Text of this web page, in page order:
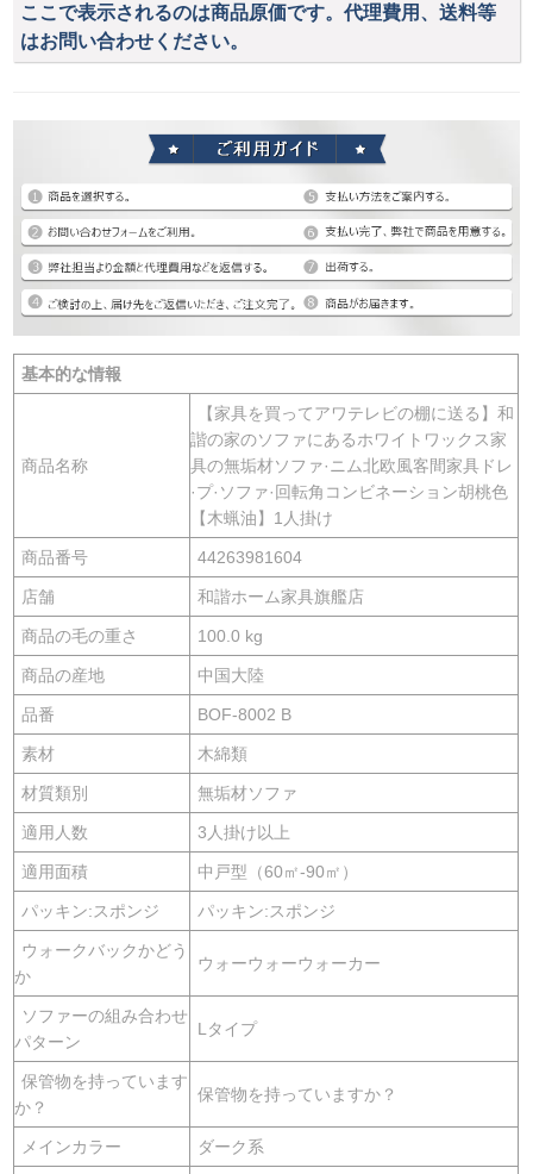
ここで表示されるのは商品原価です。代理費用、送料等
はお問い合わせください。
基本的な情報
商品名称
【家具を買ってアワテレビの棚に送る】和
諧の家のソファにあるホワイトワックス家
具の無垢材ソファ·ニム北欧風客間家具ドレ
·プ·ソファ·回転角コンビネーション胡桃色
【木蝋油】1人掛け
商品番号 44263981604
店舗 和諧ホーム家具旗艦店
商品の毛の重さ 100.0 kg
商品の産地 中国大陸
品番 BOF-8002 B
素材 木綿類
材質類別 無垢材ソファ
適用人数 3人掛け以上
適用面積 中戸型（60㎡-90㎡）
パッキン:スポンジ パッキン:スポンジ
ウォークバックかどう
か
ウォーウォーウォーカー
ソファーの組み合わせ
パターン
Lタイプ
保管物を持っています
か？
保管物を持っていますか？
メインカラー ダーク系